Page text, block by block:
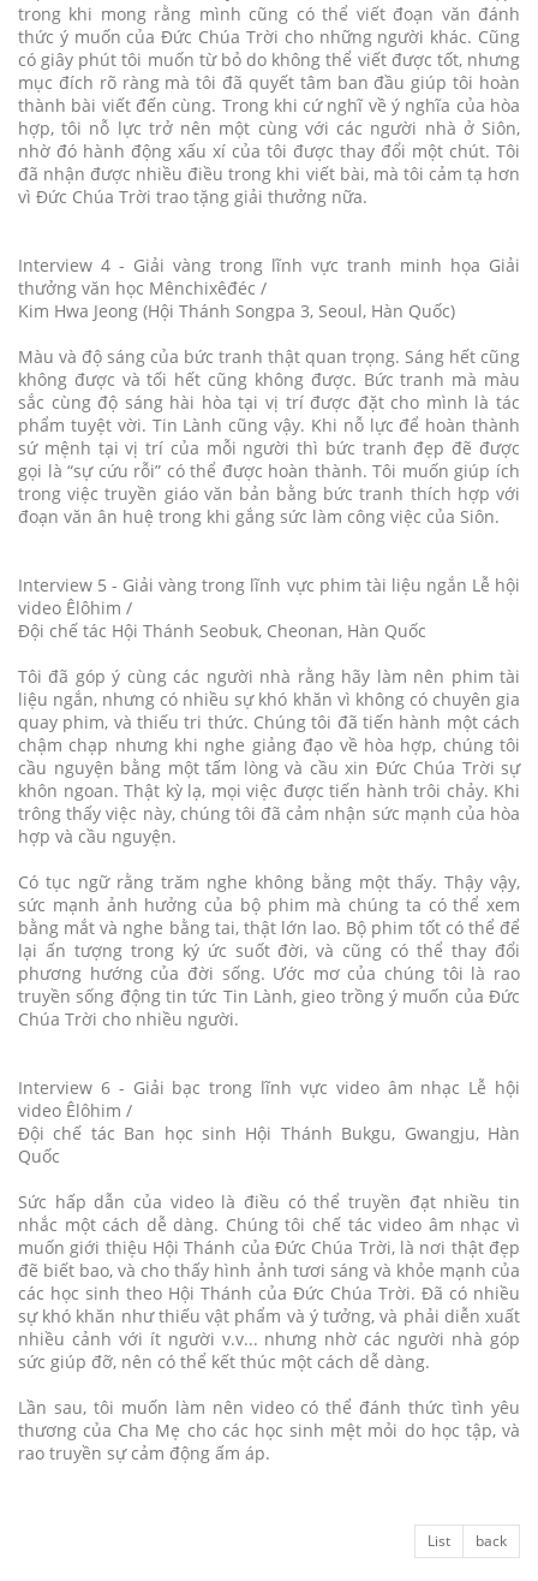
trong khi mong rằng mình cũng có thể viết đoạn văn đánh
thức ý muốn của Đức Chúa Trời cho những người khác. Cũng
có giây phút tôi muốn từ bỏ do không thể viết được tốt, nhưng
mục đích rõ ràng mà tôi đã quyết tâm ban đầu giúp tôi hoàn
thành bài viết đến cùng. Trong khi cứ nghĩ về ý nghĩa của hòa
hợp, tôi nỗ lực trở nên một cùng với các người nhà ở Siôn,
nhờ đó hành động xấu xí của tôi được thay đổi một chút. Tôi
đã nhận được nhiều điều trong khi viết bài, mà tôi cảm tạ hơn
vì Đức Chúa Trời trao tặng giải thưởng nữa.
Interview 4 - Giải vàng trong lĩnh vực tranh minh họa Giải
thưởng văn học Mênchixêđéc /
Kim Hwa Jeong (Hội Thánh Songpa 3, Seoul, Hàn Quốc)
Màu và độ sáng của bức tranh thật quan trọng. Sáng hết cũng
không được và tối hết cũng không được. Bức tranh mà màu
sắc cùng độ sáng hài hòa tại vị trí được đặt cho mình là tác
phẩm tuyệt vời. Tin Lành cũng vậy. Khi nỗ lực để hoàn thành
sứ mệnh tại vị trí của mỗi người thì bức tranh đẹp đẽ được
gọi là “sự cứu rỗi” có thể được hoàn thành. Tôi muốn giúp ích
trong việc truyền giáo văn bản bằng bức tranh thích hợp với
đoạn văn ân huệ trong khi gắng sức làm công việc của Siôn.
Interview 5 - Giải vàng trong lĩnh vực phim tài liệu ngắn Lễ hội
video Êlôhim /
Đội chế tác Hội Thánh Seobuk, Cheonan, Hàn Quốc
Tôi đã góp ý cùng các người nhà rằng hãy làm nên phim tài
liệu ngắn, nhưng có nhiều sự khó khăn vì không có chuyên gia
quay phim, và thiếu tri thức. Chúng tôi đã tiến hành một cách
chậm chạp nhưng khi nghe giảng đạo về hòa hợp, chúng tôi
cầu nguyện bằng một tấm lòng và cầu xin Đức Chúa Trời sự
khôn ngoan. Thật kỳ lạ, mọi việc được tiến hành trôi chảy. Khi
trông thấy việc này, chúng tôi đã cảm nhận sức mạnh của hòa
hợp và cầu nguyện.
Có tục ngữ rằng trăm nghe không bằng một thấy. Thậy vậy,
sức mạnh ảnh hưởng của bộ phim mà chúng ta có thể xem
bằng mắt và nghe bằng tai, thật lớn lao. Bộ phim tốt có thể để
lại ấn tượng trong ký ức suốt đời, và cũng có thể thay đổi
phương hướng của đời sống. Ước mơ của chúng tôi là rao
truyền sống động tin tức Tin Lành, gieo trồng ý muốn của Đức
Chúa Trời cho nhiều người.
Interview 6 - Giải bạc trong lĩnh vực video âm nhạc Lễ hội
video Êlôhim /
Đội chế tác Ban học sinh Hội Thánh Bukgu, Gwangju, Hàn
Quốc
Sức hấp dẫn của video là điều có thể truyền đạt nhiều tin
nhắc một cách dễ dàng. Chúng tôi chế tác video âm nhạc vì
muốn giới thiệu Hội Thánh của Đức Chúa Trời, là nơi thật đẹp
đẽ biết bao, và cho thấy hình ảnh tươi sáng và khỏe mạnh của
các học sinh theo Hội Thánh của Đức Chúa Trời. Đã có nhiều
sự khó khăn như thiếu vật phẩm và ý tưởng, và phải diễn xuất
nhiều cảnh với ít người v.v... nhưng nhờ các người nhà góp
sức giúp đỡ, nên có thể kết thúc một cách dễ dàng.
Lần sau, tôi muốn làm nên video có thể đánh thức tình yêu
thương của Cha Mẹ cho các học sinh mệt mỏi do học tập, và
rao truyền sự cảm động ấm áp.
List back